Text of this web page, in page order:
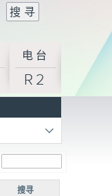
电台
R2
搜寻